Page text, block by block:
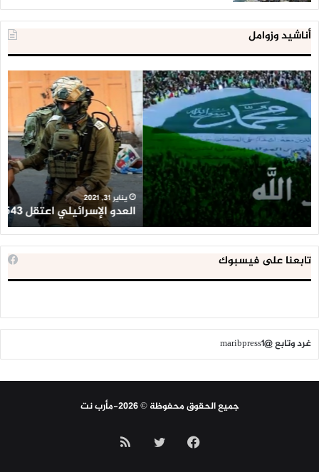
أناشيد وزوامل
العدو
الإسرائيلي
اعتقل
543
طفلا
فلسطينيا
خلال
2020
يناير 31, 2021
العدو الإسرائيلي اعتقل 543 طفلا فلسطينيا خلال 2020
تابعنا على فيسبوك
غرد وتابع @maribpress1
جميع الحقوق محفوظة © 2026-مأرب نت
فيسبوك تويتر ملخص